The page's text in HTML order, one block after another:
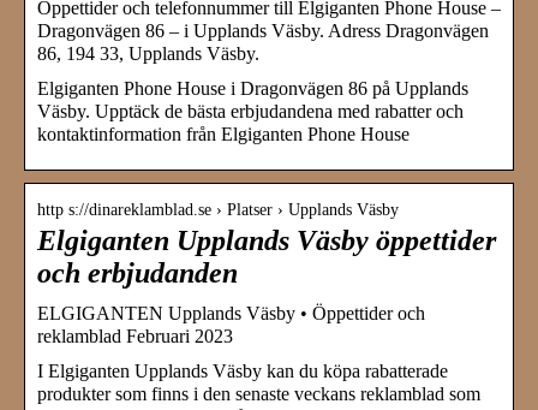
Öppettider och telefonnummer till Elgiganten Phone House –
Dragonvägen 86 – i Upplands Väsby. Adress Dragonvägen
86, 194 33, Upplands Väsby.
Elgiganten Phone House i Dragonvägen 86 på Upplands
Väsby. Upptäck de bästa erbjudandena med rabatter och
kontaktinformation från Elgiganten Phone House
http s://dinareklamblad.se › Platser › Upplands Väsby
Elgiganten Upplands Väsby öppettider
och erbjudanden
ELGIGANTEN Upplands Väsby • Öppettider och
reklamblad Februari 2023
I Elgiganten Upplands Väsby kan du köpa rabatterade
produkter som finns i den senaste veckans reklamblad som